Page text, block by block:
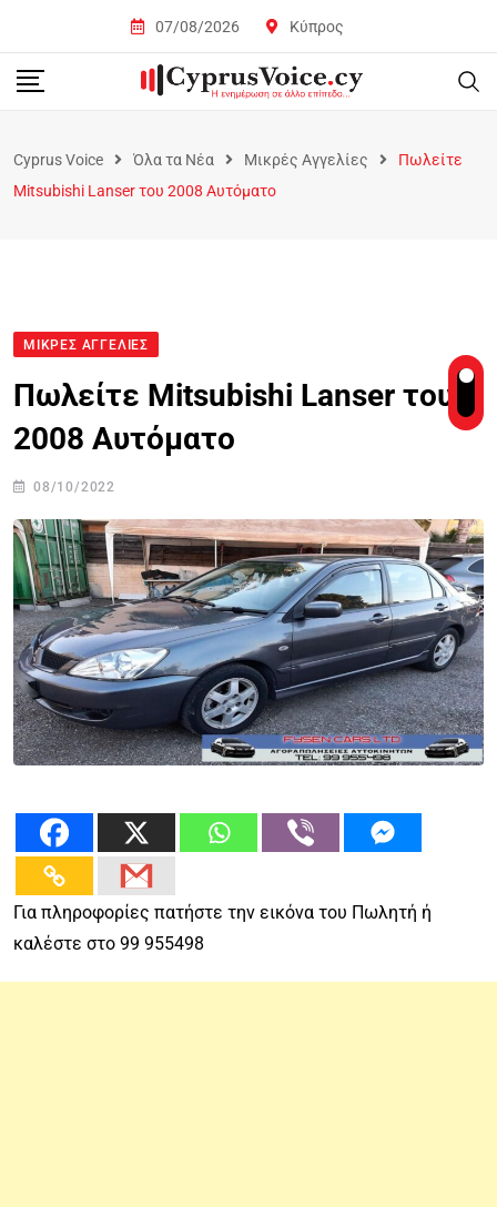
07/08/2026 Κύπρος
Cyprus Voice Όλα τα Νέα Μικρές Αγγελίες
Πωλείτε
Mitsubishi Lanser του 2008 Αυτόματο
ΜΙΚΡΈΣ ΑΓΓΕΛΊΕΣ
Πωλείτε Mitsubishi Lanser του
2008 Αυτόματο
08/10/2022
Για πληροφορίες πατήστε την εικόνα του Πωλητή ή
καλέστε στο 99 955498